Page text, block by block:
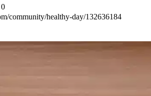
0
community/healthy-day/132636184